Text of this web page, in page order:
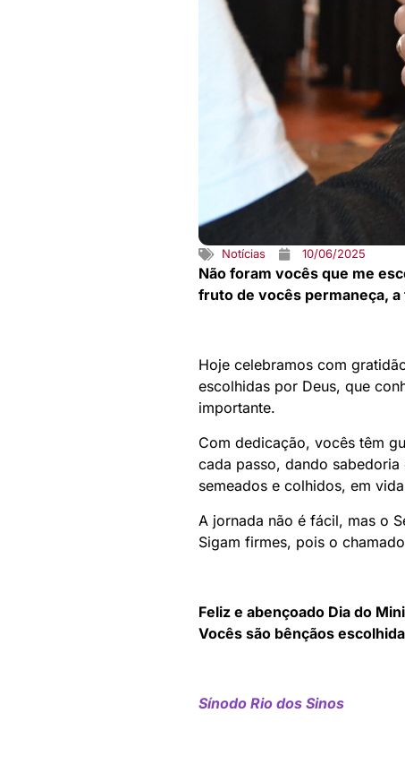
Notícias 10/06/2025
Não foram vocês que me
fruto de vocês permaneça, a
Hoje celebramos com
escolhidas por Deus, que
importante.
Com dedicação, vocês têm
cada passo, dando
semeados e colhidos, em
A jornada não é fácil, mas o
Sigam firmes, pois o
Feliz e abençoado Dia do
Vocês são bênçãos
Sínodo Rio dos Sinos